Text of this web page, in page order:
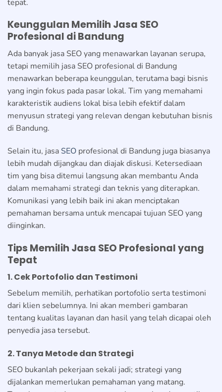
tepat.
Keunggulan Memilih Jasa SEO
Profesional di Bandung
Ada banyak jasa SEO yang menawarkan layanan serupa,
tetapi memilih jasa SEO profesional di Bandung
menawarkan beberapa keunggulan, terutama bagi bisnis
yang ingin fokus pada pasar lokal. Tim yang memahami
karakteristik audiens lokal bisa lebih efektif dalam
menyusun strategi yang relevan dengan kebutuhan bisnis
di Bandung.
Selain itu, jasa SEO profesional di Bandung juga biasanya
lebih mudah dijangkau dan diajak diskusi. Ketersediaan
tim yang bisa ditemui langsung akan membantu Anda
dalam memahami strategi dan teknis yang diterapkan.
Komunikasi yang lebih baik ini akan menciptakan
pemahaman bersama untuk mencapai tujuan SEO yang
diinginkan.
Tips Memilih Jasa SEO Profesional yang
Tepat
1. Cek Portofolio dan Testimoni
Sebelum memilih, perhatikan portofolio serta testimoni
dari klien sebelumnya. Ini akan memberi gambaran
tentang kualitas layanan dan hasil yang telah dicapai oleh
penyedia jasa tersebut.
2. Tanya Metode dan Strategi
SEO bukanlah pekerjaan sekali jadi; strategi yang
dijalankan memerlukan pemahaman yang matang.